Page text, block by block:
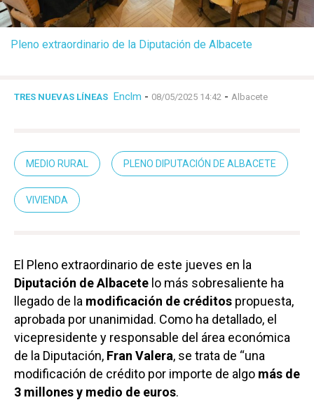
Pleno extraordinario de la Diputación de Albacete
TRES NUEVAS LÍNEAS Enclm - 08/05/2025 14:42 - Albacete
MEDIO RURAL PLENO DIPUTACIÓN DE ALBACETE
VIVIENDA
El Pleno extraordinario de este jueves en la
Diputación de Albacete lo más sobresaliente ha
llegado de la modificación de créditos propuesta,
aprobada por unanimidad. Como ha detallado, el
vicepresidente y responsable del área económica
de la Diputación, Fran Valera, se trata de “una
modificación de crédito por importe de algo más de
3 millones y medio de euros.